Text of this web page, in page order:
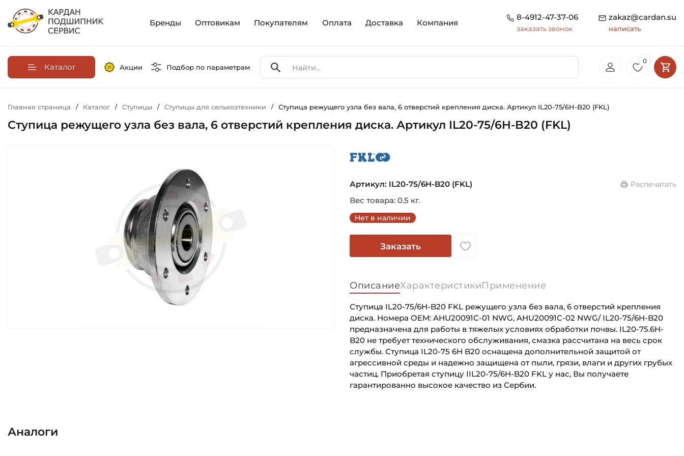
Бренды Оптовикам Покупателям Оплата Доставка Компания
8-4912-47-37-06
заказать звонок
zakaz@cardan.su
написать
Каталог Акции Подбор по параметрам
0
Главная страница / Каталог / Ступицы / Ступицы для сельхозтехники / Ступица режущего узла без вала, 6 отверстий крепления диска. Артикул IL20-75/6H-B20 (FKL)
Ступица режущего узла без вала, 6 отверстий крепления диска. Артикул IL20-75/6H-B20 (FKL)
Артикул: IL20-75/6H-B20 (FKL)
Распечатать
Вес товара: 0.5 кг.
Нет в наличии
Заказать
ОписаниеХарактеристикиПрименение
Ступица IL20-75/6H-B20 FKL режущего узла без вала, 6 отверстий крепления
диска. Номера OEM: AHU20091C-01 NWG, AHU20091C-02 NWG/ IL20-75/6H-B20
предназначена для работы в тяжелых условиях обработки почвы. IL20-75.6H-
B20 не требует технического обслуживания, смазка рассчитана на весь срок
службы. Ступица IL20-75 6H B20 оснащена дополнительной защитой от
агрессивной среды и надежно защищена от пыли, грязи, влаги и других грубых
частиц. Приобретая ступицу IIL20-75/6H-B20 FKL у нас, Вы получаете
гарантированно высокое качество из Сербии.
Аналоги